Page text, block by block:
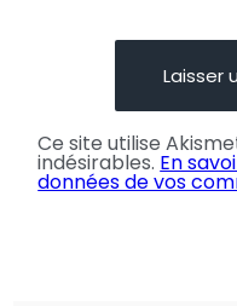
Ce site utilise
indésirables. En
données de vos